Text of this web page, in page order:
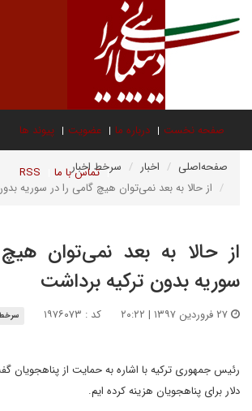
صفحه نخست درباره ما عضویت پیوند ها
تماس با ما RSS صفحه‌اصلی اخبار
سرخط اخبار
از حالا به بعد نمی‌توان هیچ گامی را در سوریه
از حالا به بعد نمی‌توان
سوریه بدون ترکیه برداشت
کد : ۱۹۷۶۰۷۳ سرخط
دلار برای پناهجویان هزینه کرده ایم.